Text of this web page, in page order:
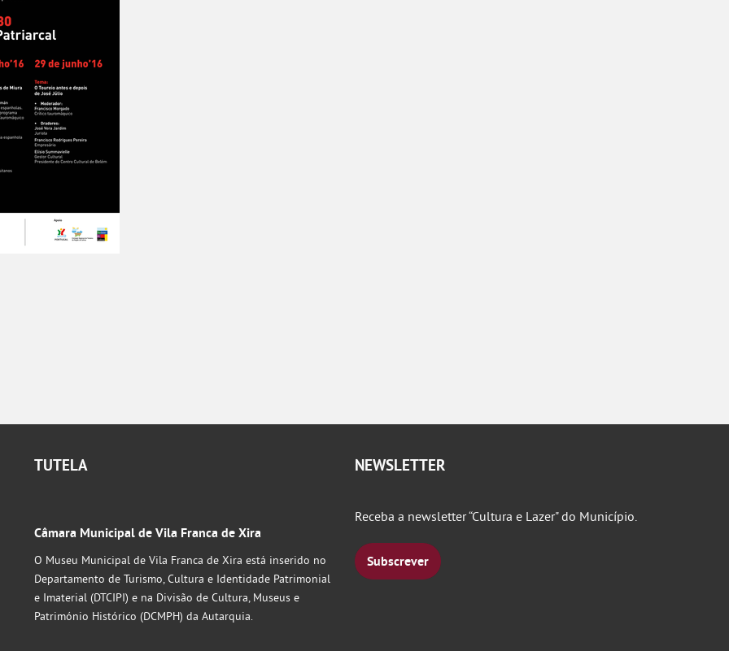
TUTELA
Câmara Municipal de Vila Franca de Xira
O Museu Municipal de Vila Franca de Xira está inserido no
Departamento de Turismo, Cultura e Identidade Patrimonial
e Imaterial (DTCIPI) e na Divisão de Cultura, Museus e
Património Histórico (DCMPH) da Autarquia.
NEWSLETTER
Receba a newsletter “Cultura e Lazer" do Município.
Subscrever